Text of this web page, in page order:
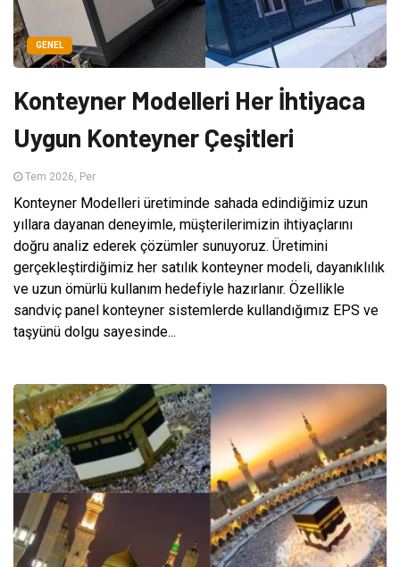
GENEL
Konteyner Modelleri Her İhtiyaca
Uygun Konteyner Çeşitleri
Tem 2026, Per
Konteyner Modelleri üretiminde sahada edindiğimiz uzun
yıllara dayanan deneyimle, müşterilerimizin ihtiyaçlarını
doğru analiz ederek çözümler sunuyoruz. Üretimini
gerçekleştirdiğimiz her satılık konteyner modeli, dayanıklılık
ve uzun ömürlü kullanım hedefiyle hazırlanır. Özellikle
sandviç panel konteyner sistemlerde kullandığımız EPS ve
taşyünü dolgu sayesinde...